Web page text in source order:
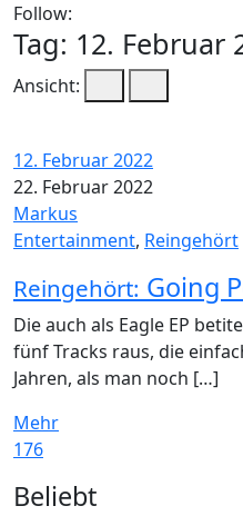
Follow:
Tag: 12. Februar
Ansicht:
12. Februar 2022
22. Februar 2022
Markus
Entertainment, Reingehört
Reingehört: Going
Die auch als Eagle EP
fünf Tracks raus, die
Jahren, als man noch […]
Mehr
176
Widgets
Beliebt